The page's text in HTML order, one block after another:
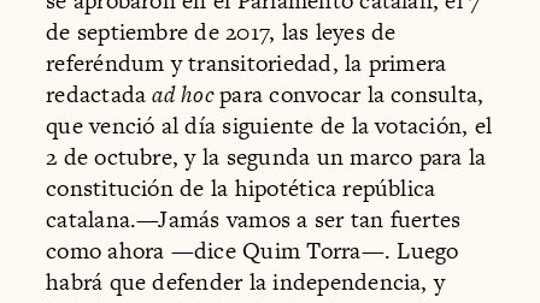
de septiembre de 2017, las leyes de
referéndum y transitoriedad, la primera
redactadaad hocpara convocar la consulta,
que venció al día siguiente de la votación, el
2 de octubre, y la segunda un marco para la
constitución de la hipotética república
catalana.—Jamás vamos a ser tan fuertes
como ahora —dice Quim Torra—. Luego
habrá que defender la independencia, y